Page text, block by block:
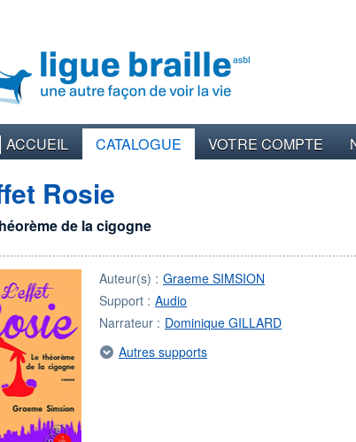
ACCUEIL CATALOGUE VOTRE COMPTE
Rosie
de la cigogne
Auteur(s) : Graeme SIMSION
Support : Audio
Narrateur : Dominique GILLARD
Autres supports